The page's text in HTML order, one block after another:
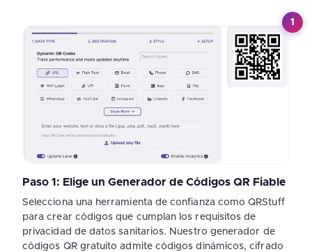
1
Paso 1: Elige un Generador de Códigos QR Fiable
Selecciona una herramienta de confianza como QRStuff
para crear códigos que cumplan los requisitos de
privacidad de datos sanitarios. Nuestro generador de
códigos QR gratuito admite códigos dinámicos, cifrado